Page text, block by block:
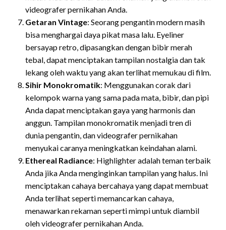
videografer pernikahan Anda.
Getaran Vintage: Seorang pengantin modern masih
bisa menghargai daya pikat masa lalu. Eyeliner
bersayap retro, dipasangkan dengan bibir merah
tebal, dapat menciptakan tampilan nostalgia dan tak
lekang oleh waktu yang akan terlihat memukau di film.
Sihir Monokromatik: Menggunakan corak dari
kelompok warna yang sama pada mata, bibir, dan pipi
Anda dapat menciptakan gaya yang harmonis dan
anggun. Tampilan monokromatik menjadi tren di
dunia pengantin, dan videografer pernikahan
menyukai caranya meningkatkan keindahan alami.
Ethereal Radiance: Highlighter adalah teman terbaik
Anda jika Anda menginginkan tampilan yang halus. Ini
menciptakan cahaya bercahaya yang dapat membuat
Anda terlihat seperti memancarkan cahaya,
menawarkan rekaman seperti mimpi untuk diambil
oleh videografer pernikahan Anda.